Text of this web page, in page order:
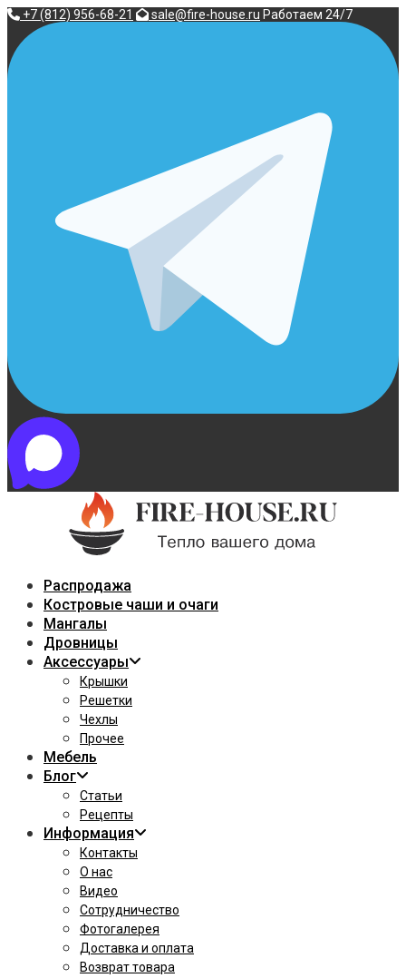
Перейти
содержимому
+7 (812) 956-68-21 sale@fire-house.ru Работаем 24/7
Распродажа
Костровые чаши и очаги
Мангалы
Дровницы
Аксессуары
Крышки
Решетки
Чехлы
Прочее
Мебель
Блог
Статьи
Рецепты
Информация
Контакты
О нас
Видео
Сотрудничество
Фотогалерея
Доставка и оплата
Возврат товара